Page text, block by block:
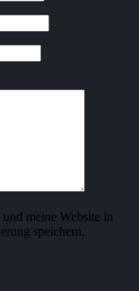
meine Website in
speichern.